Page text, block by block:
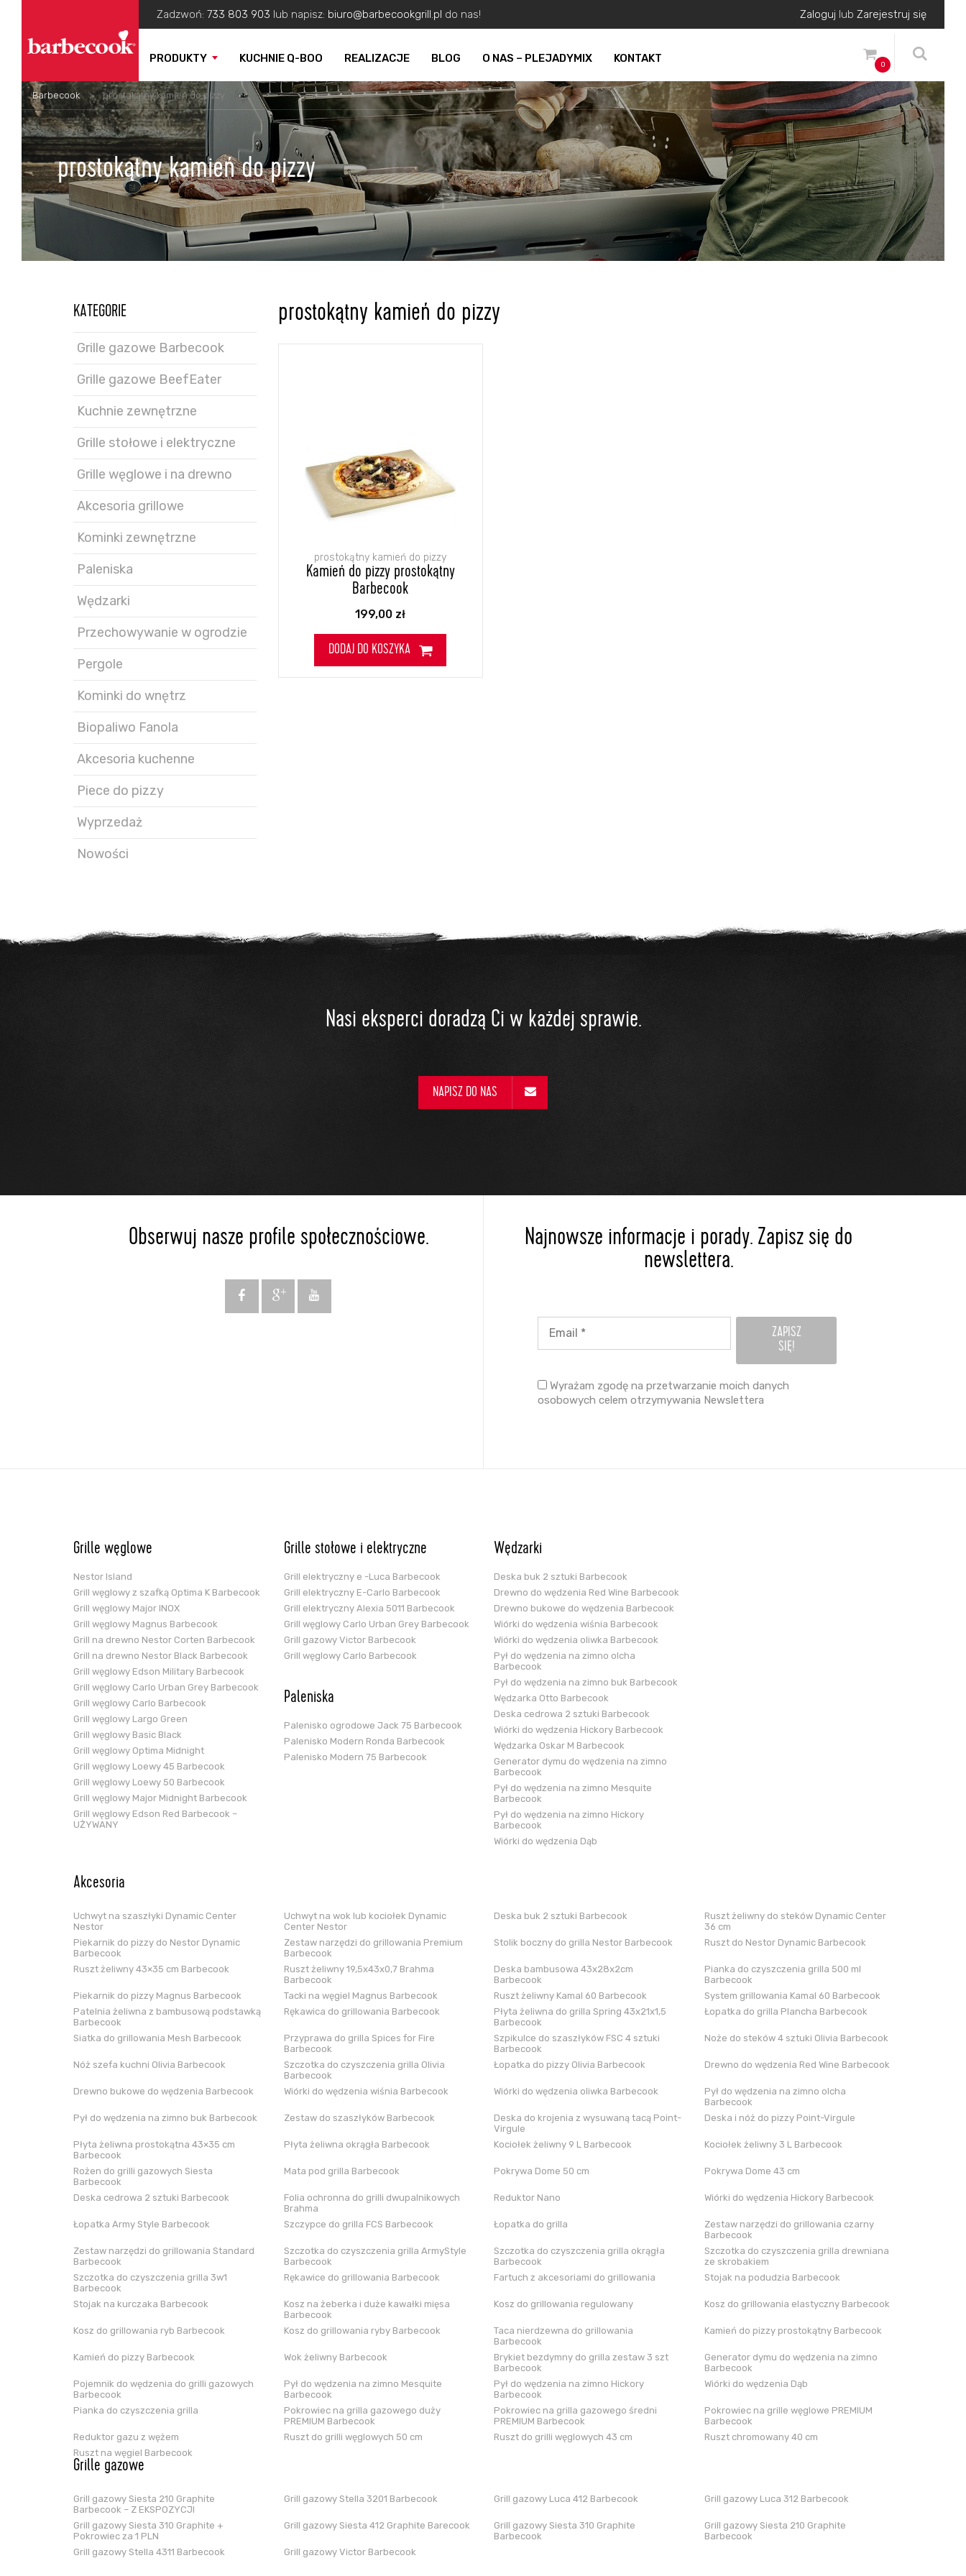
Zadzwoń: 733 803 903 lub napisz: biuro@barbecookgrill.pl do nas! Zaloguj lub Zarejestruj się
PRODUKTY KUCHNIE Q-BOO REALIZACJE BLOG O NAS – PLEJADYMIX KONTAKT 0
Barbecook > prostokątny kamień do pizzy
prostokątny kamień do pizzy
KATEGORIE
Grille gazowe Barbecook
Grille gazowe BeefEater
Kuchnie zewnętrzne
Grille stołowe i elektryczne
Grille węglowe i na drewno
Akcesoria grillowe
Kominki zewnętrzne
Paleniska
Wędzarki
Przechowywanie w ogrodzie
Pergole
Kominki do wnętrz
Biopaliwo Fanola
Akcesoria kuchenne
Piece do pizzy
Wyprzedaż
Nowości
prostokątny kamień do pizzy
prostokątny kamień do pizzy
Kamień do pizzy prostokątny
Barbecook
199,00 zł
DODAJ DO KOSZYKA
Nasi eksperci doradzą Ci w każdej sprawie.
NAPISZ DO NAS
Obserwuj nasze profile społecznościowe.
Najnowsze informacje i porady. Zapisz się do
newslettera.
Wyrażam zgodę na przetwarzanie moich danych
osobowych celem otrzymywania Newslettera
Grille węglowe
Nestor Island
Grill węglowy z szafką Optima K Barbecook
Grill węglowy Major INOX
Grill węglowy Magnus Barbecook
Grill na drewno Nestor Corten Barbecook
Grill na drewno Nestor Black Barbecook
Grill węglowy Edson Military Barbecook
Grill węglowy Carlo Urban Grey Barbecook
Grill węglowy Carlo Barbecook
Grill węglowy Largo Green
Grill węglowy Basic Black
Grill węglowy Optima Midnight
Grill węglowy Loewy 45 Barbecook
Grill węglowy Loewy 50 Barbecook
Grill węglowy Major Midnight Barbecook
Grill węglowy Edson Red Barbecook –
UŻYWANY
Grille stołowe i elektryczne
Grill elektryczny e -Luca Barbecook
Grill elektryczny E-Carlo Barbecook
Grill elektryczny Alexia 5011 Barbecook
Grill węglowy Carlo Urban Grey Barbecook
Grill gazowy Victor Barbecook
Grill węglowy Carlo Barbecook
Paleniska
Palenisko ogrodowe Jack 75 Barbecook
Palenisko Modern Ronda Barbecook
Palenisko Modern 75 Barbecook
Wędzarki
Deska buk 2 sztuki Barbecook
Drewno do wędzenia Red Wine Barbecook
Drewno bukowe do wędzenia Barbecook
Wiórki do wędzenia wiśnia Barbecook
Wiórki do wędzenia oliwka Barbecook
Pył do wędzenia na zimno olcha
Barbecook
Pył do wędzenia na zimno buk Barbecook
Wędzarka Otto Barbecook
Deska cedrowa 2 sztuki Barbecook
Wiórki do wędzenia Hickory Barbecook
Wędzarka Oskar M Barbecook
Generator dymu do wędzenia na zimno
Barbecook
Pył do wędzenia na zimno Mesquite
Barbecook
Pył do wędzenia na zimno Hickory
Barbecook
Wiórki do wędzenia Dąb
Akcesoria
Uchwyt na szaszłyki Dynamic Center
Nestor
Uchwyt na wok lub kociołek Dynamic
Center Nestor
Deska buk 2 sztuki Barbecook
Ruszt żeliwny do steków Dynamic Center
36 cm
Piekarnik do pizzy do Nestor Dynamic
Barbecook
Zestaw narzędzi do grillowania Premium
Barbecook
Stolik boczny do grilla Nestor Barbecook Ruszt do Nestor Dynamic Barbecook
Ruszt żeliwny 43×35 cm Barbecook
Ruszt żeliwny 19,5x43x0,7 Brahma
Barbecook
Deska bambusowa 43x28x2cm
Barbecook
Pianka do czyszczenia grilla 500 ml
Barbecook
Piekarnik do pizzy Magnus Barbecook
Tacki na węgiel Magnus Barbecook Ruszt żeliwny Kamal 60 Barbecook
System grillowania Kamal 60 Barbecook
Patelnia żeliwna z bambusową podstawką
Barbecook
Rękawica do grillowania Barbecook
Płyta żeliwna do grilla Spring 43x21x1,5
Barbecook
Łopatka do grilla Plancha Barbecook
Siatka do grillowania Mesh Barbecook
Przyprawa do grilla Spices for Fire
Barbecook
Szpikulce do szaszłyków FSC 4 sztuki
Barbecook
Noże do steków 4 sztuki Olivia Barbecook
Nóż szefa kuchni Olivia Barbecook
Szczotka do czyszczenia grilla Olivia
Barbecook
Łopatka do pizzy Olivia Barbecook Drewno do wędzenia Red Wine Barbecook
Drewno bukowe do wędzenia Barbecook Wiórki do wędzenia wiśnia Barbecook Wiórki do wędzenia oliwka Barbecook
Pył do wędzenia na zimno olcha
Barbecook
Pył do wędzenia na zimno buk Barbecook
Zestaw do szaszłyków Barbecook
Deska do krojenia z wysuwaną tacą Point-
Virgule
Deska i nóż do pizzy Point-Virgule
Płyta żeliwna prostokątna 43×35 cm
Barbecook
Płyta żeliwna okrągła Barbecook Kociołek żeliwny 9 L Barbecook Kociołek żeliwny 3 L Barbecook
Rożen do grilli gazowych Siesta
Barbecook
Mata pod grilla Barbecook Pokrywa Dome 50 cm Pokrywa Dome 43 cm
Deska cedrowa 2 sztuki Barbecook
Folia ochronna do grilli dwupalnikowych
Brahma
Reduktor Nano Wiórki do wędzenia Hickory Barbecook
Łopatka Army Style Barbecook Szczypce do grilla FCS Barbecook Łopatka do grilla
Zestaw narzędzi do grillowania czarny
Barbecook
Zestaw narzędzi do grillowania Standard
Barbecook
Szczotka do czyszczenia grilla ArmyStyle
Barbecook
Szczotka do czyszczenia grilla okrągła
Barbecook
Szczotka do czyszczenia grilla drewniana
ze skrobakiem
Szczotka do czyszczenia grilla 3w1
Barbecook
Rękawice do grillowania Barbecook Fartuch z akcesoriami do grillowania Stojak na podudzia Barbecook
Stojak na kurczaka Barbecook
Kosz na żeberka i duże kawałki mięsa
Barbecook
Kosz do grillowania regulowany Kosz do grillowania elastyczny Barbecook
Kosz do grillowania ryb Barbecook Kosz do grillowania ryby Barbecook
Taca nierdzewna do grillowania
Barbecook
Kamień do pizzy prostokątny Barbecook
Kamień do pizzy Barbecook Wok żeliwny Barbecook
Brykiet bezdymny do grilla zestaw 3 szt
Barbecook
Generator dymu do wędzenia na zimno
Barbecook
Pojemnik do wędzenia do grilli gazowych
Barbecook
Pył do wędzenia na zimno Mesquite
Barbecook
Pył do wędzenia na zimno Hickory
Barbecook
Wiórki do wędzenia Dąb
Pianka do czyszczenia grilla
Pokrowiec na grilla gazowego duży
PREMIUM Barbecook
Pokrowiec na grilla gazowego średni
PREMIUM Barbecook
Pokrowiec na grille węglowe PREMIUM
Barbecook
Reduktor gazu z wężem
Ruszt do grilli węglowych 50 cm Ruszt do grilli węglowych 43 cm
Ruszt chromowany 40 cm
Ruszt na węgiel Barbecook
Grille gazowe
Grill gazowy Siesta 210 Graphite
Barbecook – Z EKSPOZYCJI
Grill gazowy Stella 3201 Barbecook Grill gazowy Luca 412 Barbecook Grill gazowy Luca 312 Barbecook
Grill gazowy Siesta 310 Graphite +
Pokrowiec za 1 PLN
Grill gazowy Siesta 412 Graphite Barecook
Grill gazowy Siesta 310 Graphite
Barbecook
Grill gazowy Siesta 210 Graphite
Barbecook
Grill gazowy Stella 4311 Barbecook
Grill gazowy Victor Barbecook